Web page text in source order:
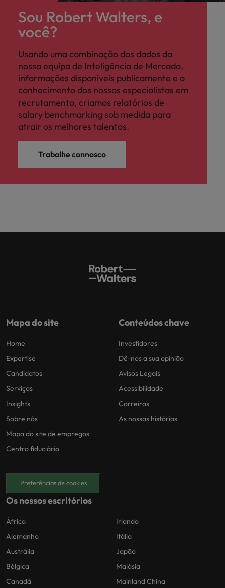
Sou Robert Walters, e
você?
Usando uma combinação dos dados da
nossa equipa de Inteligência de Mercado,
informações disponíveis publicamente e o
conhecimento dos nossos especialistas em
recrutamento, criamos relatórios de
salary benchmarking sob medida para
atrair os melhores talentos.
Trabalhe connosco
Mapa do site
Home
Expertise
Candidatos
Serviços
Insights
Sobre nós
Mapa do site de empregos
Centro fiduciário
Conteúdos chave
Investidores
Dê-nos a sua opinião
Avisos Legais
Acessibilidade
Carreiras
As nossas histórias
Preferências de cookies
Os nossos escritórios
África
Alemanha
Austrália
Bélgica
Canadá
Irlanda
Itália
Japão
Malásia
Mainland China